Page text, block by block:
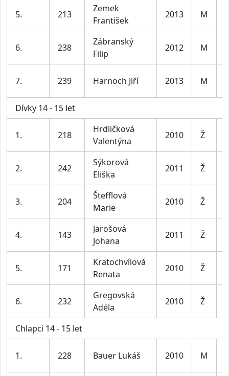
5. 213
Zemek
František
2013 M
6. 238
Zábranský
Filip
2012 M
7. 239 Harnoch Jiří 2013 M
Dívky 14 - 15 let
1. 218
Hrdličková
Valentýna
2010 Ž
2. 242
Sýkorová
Eliška
2011 Ž
3. 204
Štefflová
Marie
2010 Ž
4. 143
Jarošová
Johana
2011 Ž
5. 171
Kratochvílová
Renata
2010 Ž
6. 232
Gregovská
Adéla
2010 Ž
Chlapci 14 - 15 let
1. 228 Bauer Lukáš 2010 M